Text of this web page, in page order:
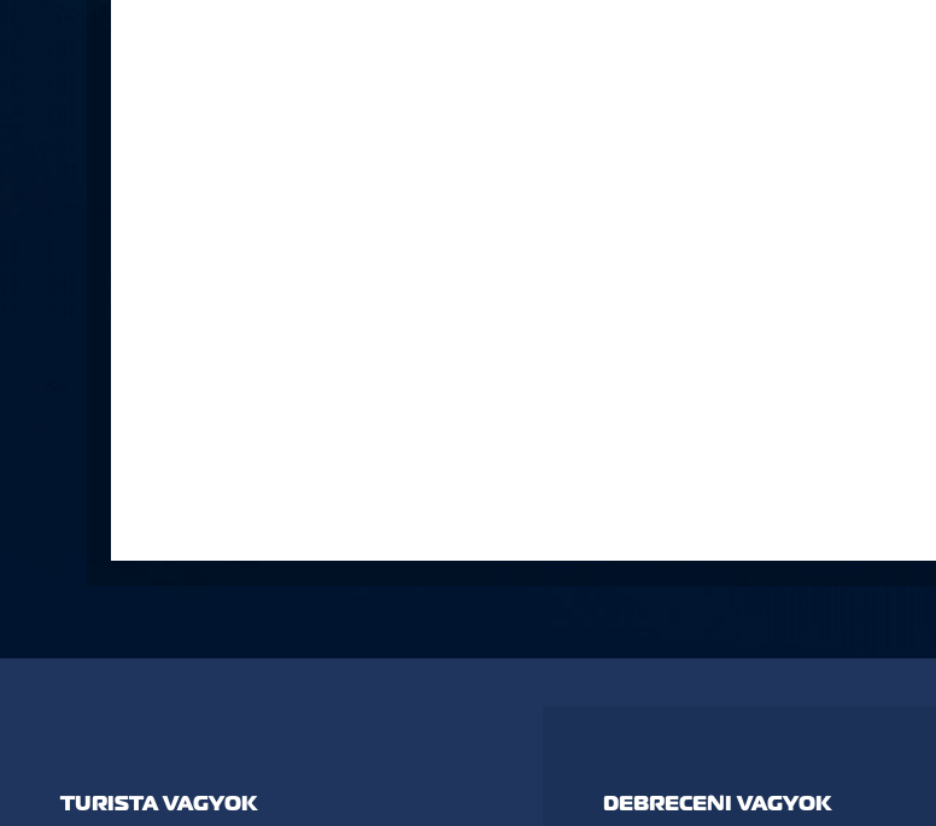
TURISTA VAGYOK DEBRECENI VAGYOK